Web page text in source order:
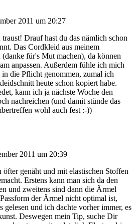
2011 um 20:27
Drauf hast du das nämlich schon
Das Cordkleid aus meinem
(danke für's Mut machen), da können
anpassen. Außerdem fühle ich mich
die Pflicht genommen, zumal ich
heute schon kopiert habe.
kann ich ja nächste Woche den
nachreichen (und damit stünde das
wohl auch fest :-))
2011 um 20:39
öfter genäht und mit elastischen Stoffen
Erstens kann man sich da den
und zweitens sind dann die Ärmel
der Ärmel nicht optimal ist,
gelesen und ich dachte vorher immer, es
Deswegen mein Tip, suche Dir